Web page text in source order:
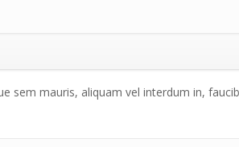
sem mauris, aliquam vel interdum in,